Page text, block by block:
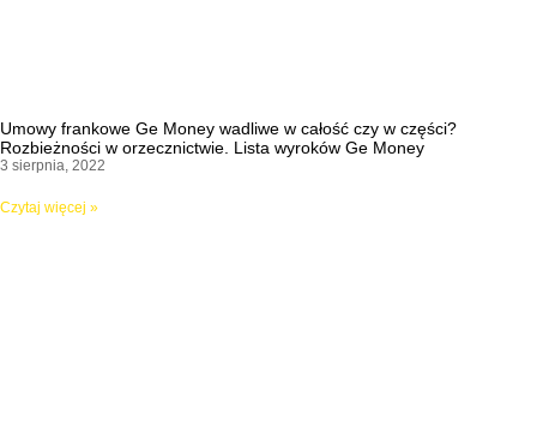
Umowy frankowe Ge Money wadliwe w całość czy w części?
Rozbieżności w orzecznictwie. Lista wyroków Ge Money
3 sierpnia, 2022
Czytaj więcej »